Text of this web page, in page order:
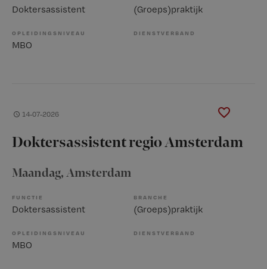
Doktersassistent (Groeps)praktijk
OPLEIDINGSNIVEAU
MBO
DIENSTVERBAND
14-07-2026
Doktersassistent regio Amsterdam
Maandag, Amsterdam
FUNCTIE
Doktersassistent
BRANCHE
(Groeps)praktijk
OPLEIDINGSNIVEAU
MBO
DIENSTVERBAND